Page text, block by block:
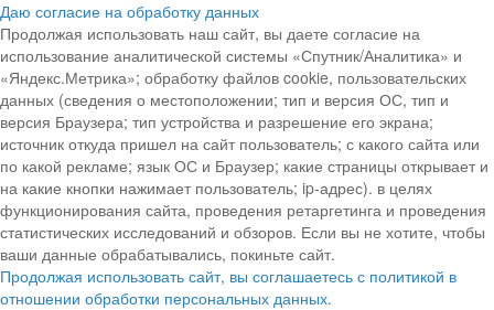
Даю согласие на обработку данных
Продолжая использовать наш сайт, вы даете согласие на
использование аналитической системы «Спутник/Аналитика» и
«Яндекс.Метрика»; обработку файлов cookie, пользовательских
данных (сведения о местоположении; тип и версия ОС, тип и
версия Браузера; тип устройства и разрешение его экрана;
источник откуда пришел на сайт пользователь; с какого сайта или
по какой рекламе; язык ОС и Браузер; какие страницы открывает и
на какие кнопки нажимает пользователь; ip-адрес). в целях
функционирования сайта, проведения ретаргетинга и проведения
статистических исследований и обзоров. Если вы не хотите, чтобы
ваши данные обрабатывались, покиньте сайт.
Продолжая использовать сайт, вы соглашаетесь с политикой в
отношении обработки персональных данных.